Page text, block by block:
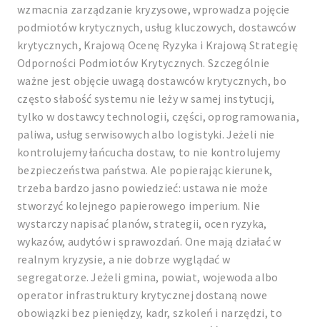
wzmacnia zarządzanie kryzysowe, wprowadza pojęcie
podmiotów krytycznych, usług kluczowych, dostawców
krytycznych, Krajową Ocenę Ryzyka i Krajową Strategię
Odporności Podmiotów Krytycznych. Szczególnie
ważne jest objęcie uwagą dostawców krytycznych, bo
często słabość systemu nie leży w samej instytucji,
tylko w dostawcy technologii, części, oprogramowania,
paliwa, usług serwisowych albo logistyki. Jeżeli nie
kontrolujemy łańcucha dostaw, to nie kontrolujemy
bezpieczeństwa państwa. Ale popierając kierunek,
trzeba bardzo jasno powiedzieć: ustawa nie może
stworzyć kolejnego papierowego imperium. Nie
wystarczy napisać planów, strategii, ocen ryzyka,
wykazów, audytów i sprawozdań. One mają działać w
realnym kryzysie, a nie dobrze wyglądać w
segregatorze. Jeżeli gmina, powiat, wojewoda albo
operator infrastruktury krytycznej dostaną nowe
obowiązki bez pieniędzy, kadr, szkoleń i narzędzi, to